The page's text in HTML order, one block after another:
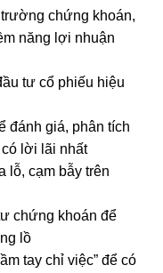
chứng khoán,
năng lợi nhuận
tư cổ phiếu hiệu
đánh giá, phân tích
lời lãi nhất
lỗ, cạm bẫy trên
chứng khoán để
lồ
tay chỉ việc” để có